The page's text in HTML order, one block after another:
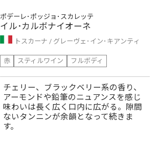
ポデーレ･ポッジョ･スカレッテ
イル･カルボナイオーネ
トスカーナ
グレーヴェ･イン･キアンティ
赤
スティルワイン フルボディ
チェリー、ブラックベリー系の香り、
アーモンドや鉛筆のニュアンスを感じ
味わいは長く広く口内に広がる。隙間
ないタンニンが余韻となって続きま
す。